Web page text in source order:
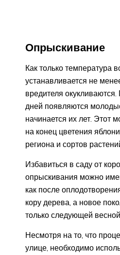
Опрыскивание
Как только температура
устанавливается не
вредителя
дней появляются
начинается их лет. Этот
на конец цветения
региона и сортов
Избавиться в саду от
опрыскивания можно
как после
кору дерева, а новое
только следующей
Несмотря на то, что
улице, необходимо